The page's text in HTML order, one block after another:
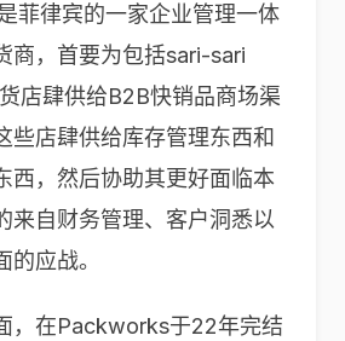
菲律宾的一家企业管理一体
商，首要为包括sari-sari
店肆供给B2B快销品商场渠
些店肆供给库存管理东西和
西，然后协助其更好面临本
来自财务管理、客户洞悉以
应战。
，在Packworks于22年完结